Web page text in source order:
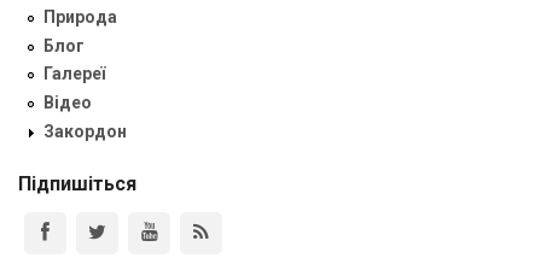
Природа
Блог
Галереї
Відео
Закордон
Підпишіться